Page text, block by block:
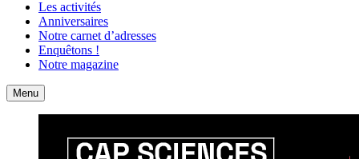
Les activités
Anniversaires
Notre carnet d’adresses
Enquêtons !
Notre magazine
Accueil
Menu Contact